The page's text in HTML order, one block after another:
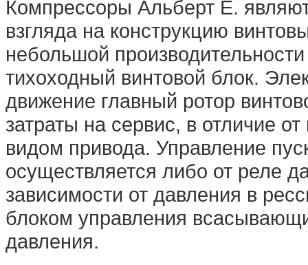
Компрессоры Альберт E.
взгляда на конструкцию
небольшой
тихоходный винтовой блок.
движение главный ротор
затраты на сервис, в отличие
видом привода. Управление
осуществляется либо от реле
зависимости от давления в
блоком управления
давления.